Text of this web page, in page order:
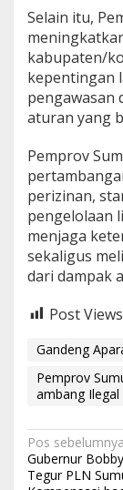
Selain itu,
kabupaten/
kepentingan
pengawasan
aturan yang
Pemprov
perizinan,
pengelolaan
menjaga
sekaligus
dari dampak
Post
Gandeng
Pemprov
ambang Ilegal
N
a
Pos sebelumnya
Gubernur
Tegur PLN